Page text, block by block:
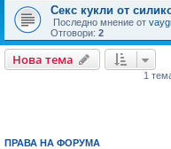
Секс кукли от
Последно мнение от
Отговори: 2
Нова тема
1
ПРАВА НА ФОРУМА